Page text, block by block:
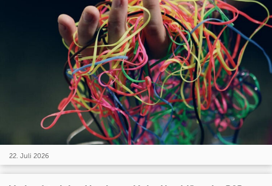
22. Juli 2026